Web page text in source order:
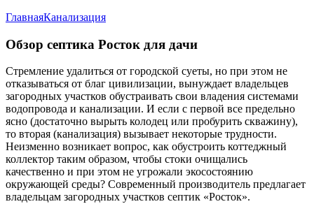
ГлавнаяКанализация
Обзор септика Росток для дачи
Стремление удалиться от городской суеты, но при этом не
отказываться от благ цивилизации, вынуждает владельцев
загородных участков обустраивать свои владения системами
водопровода и канализации. И если с первой все предельно
ясно (достаточно вырыть колодец или пробурить скважину),
то вторая (канализация) вызывает некоторые трудности.
Неизменно возникает вопрос, как обустроить коттеджный
коллектор таким образом, чтобы стоки очищались
качественно и при этом не угрожали экосостоянию
окружающей среды? Современный производитель предлагает
владельцам загородных участков септик «Росток».